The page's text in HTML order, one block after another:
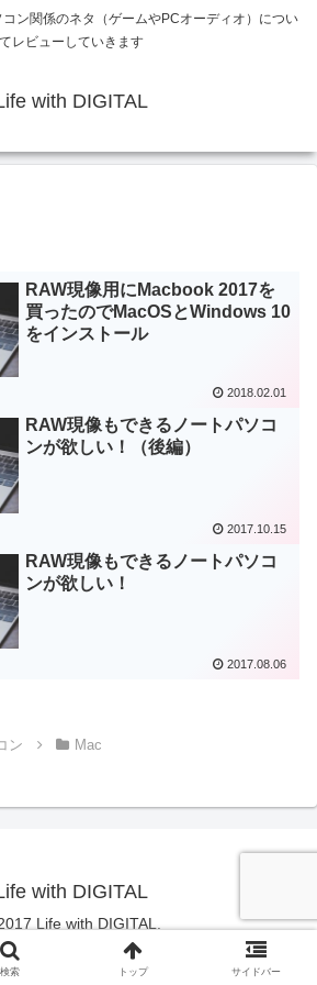
ン関係のネタ（ゲームやPCオーディオ）につい
てレビューしていきます
with DIGITAL
RAW現像用にMacbook 2017を
買ったのでMacOSとWindows 10
をインストール
2018.02.01
RAW現像もできるノートパソコ
ンが欲しい！（後編）
2017.10.15
RAW現像もできるノートパソコ
ンが欲しい！
2017.08.06
ン Mac
with DIGITAL
Life with DIGITAL.
検索 トップ サイドバー